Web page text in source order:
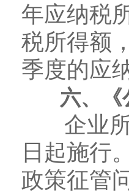
年应纳税
税所得额
季度的应
六、《
企业所
日起施行
政策征管